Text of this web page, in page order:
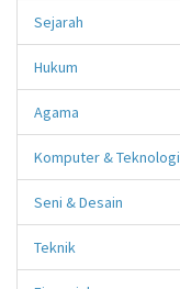
Sejarah
Hukum
Agama
Komputer & Teknologi
Seni & Desain
Teknik